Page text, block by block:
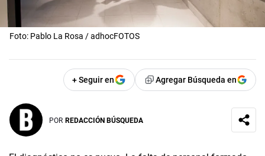
Foto: Pablo La Rosa / adhocFOTOS
+ Seguir en Agregar Búsqueda en
POR REDACCIÓN BÚSQUEDA